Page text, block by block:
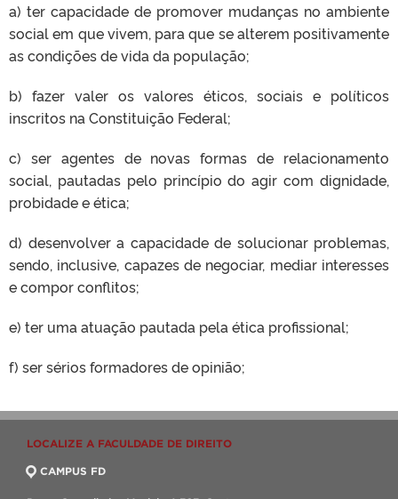
a) ter capacidade de promover mudanças no ambiente
social em que vivem, para que se alterem positivamente
as condições de vida da população;
b) fazer valer os valores éticos, sociais e políticos
inscritos na Constituição Federal;
c) ser agentes de novas formas de relacionamento
social, pautadas pelo princípio do agir com dignidade,
probidade e ética;
d) desenvolver a capacidade de solucionar problemas,
sendo, inclusive, capazes de negociar, mediar interesses
e compor conflitos;
e) ter uma atuação pautada pela ética profissional;
f) ser sérios formadores de opinião;
LOCALIZE A FACULDADE DE DIREITO
CAMPUS FD